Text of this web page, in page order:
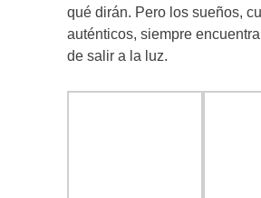
qué dirán. Pero los sueños,
auténticos, siempre
de salir a la luz.